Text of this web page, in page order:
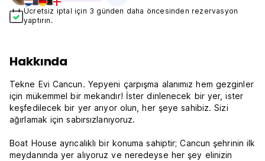
Ücretsiz iptal için 3 günden daha öncesinden rezervasyon
yaptırın.
Hakkında
Tekne Evi Cancun. Yepyeni çarpışma alanımız hem gezginler
için mükemmel bir mekandır! İster dinlenecek bir yer, ister
keşfedilecek bir yer arıyor olun, her şeye sahibiz. Sizi
ağırlamak için sabırsızlanıyoruz.
Boat House ayrıcalıklı bir konuma sahiptir; Cancun şehrinin ilk
meydanında yer alıyoruz ve neredeyse her şey elinizin